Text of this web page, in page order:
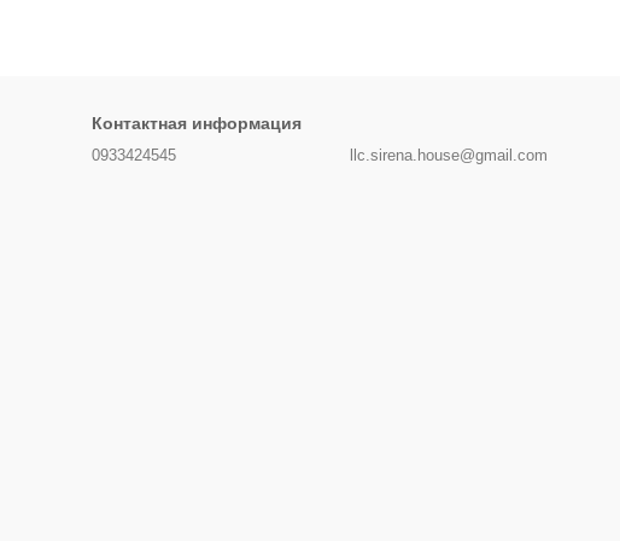
Контактная информация
0933424545 llc.sirena.house@gmail.com